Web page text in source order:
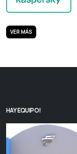
VER MÁS
HAY EQUIPO!